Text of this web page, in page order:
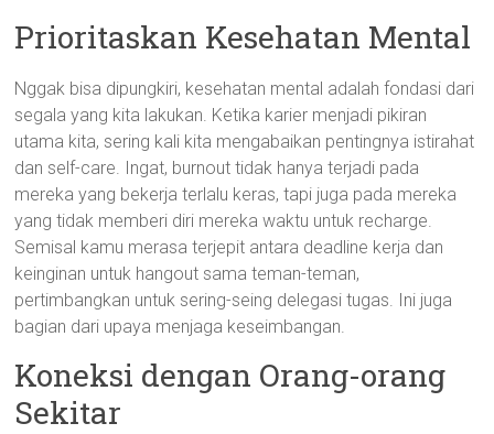
Prioritaskan Kesehatan Mental
Nggak bisa dipungkiri, kesehatan mental adalah fondasi dari
segala yang kita lakukan. Ketika karier menjadi pikiran
utama kita, sering kali kita mengabaikan pentingnya istirahat
dan self-care. Ingat, burnout tidak hanya terjadi pada
mereka yang bekerja terlalu keras, tapi juga pada mereka
yang tidak memberi diri mereka waktu untuk recharge.
Semisal kamu merasa terjepit antara deadline kerja dan
keinginan untuk hangout sama teman-teman,
pertimbangkan untuk sering-seing delegasi tugas. Ini juga
bagian dari upaya menjaga keseimbangan.
Koneksi dengan Orang-orang
Sekitar